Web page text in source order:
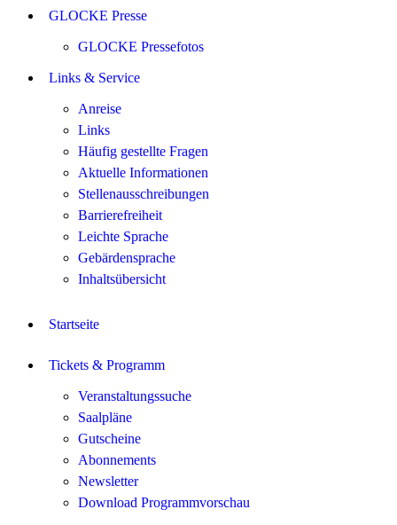
GLOCKE Presse
GLOCKE Pressefotos
Links & Service
Anreise
Links
Häufig gestellte Fragen
Aktuelle Informationen
Stellenausschreibungen
Barrierefreiheit
Leichte Sprache
Gebärdensprache
Inhaltsübersicht
Startseite
Tickets & Programm
Veranstaltungssuche
Saalpläne
Gutscheine
Abonnements
Newsletter
Download Programmvorschau